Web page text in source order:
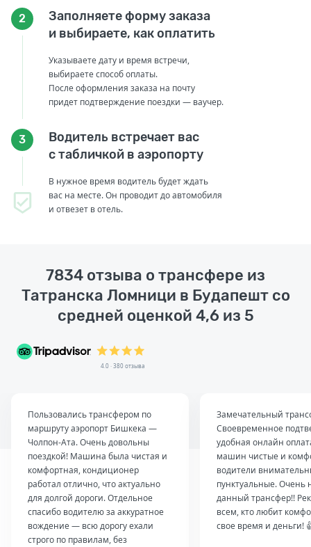
2
Заполняете форму заказа
и выбираете, как оплатить
Указываете дату и время встречи,
выбираете способ оплаты.
После оформления заказа на почту
придет подтверждение поездки — ваучер.
3
Водитель встречает вас
с табличкой в аэропорту
В нужное время водитель будет ждать
вас на месте. Он проводит до автомобиля
и отвезет в отель.
7834 отзыва о трансфере из
Татранска Ломници в Будапешт со
средней оценкой 4,6 из 5
4.0 · 380 отзыва
Пользовались трансфером по
маршруту аэропорт Бишкека —
Чолпон-Ата. Очень довольны
поездкой! Машина была чистая и
комфортная, кондиционер
работал отлично, что актуально
для долгой дороги. Отдельное
спасибо водителю за аккуратное
вождение — всю дорогу ехали
строго по правилам, без
Замечательный
Своевременное
удобная онлайн
машин чистые и
водители
пунктуальные. Очень
данный трансфер!!
всем, кто любит
свое время и деньги!